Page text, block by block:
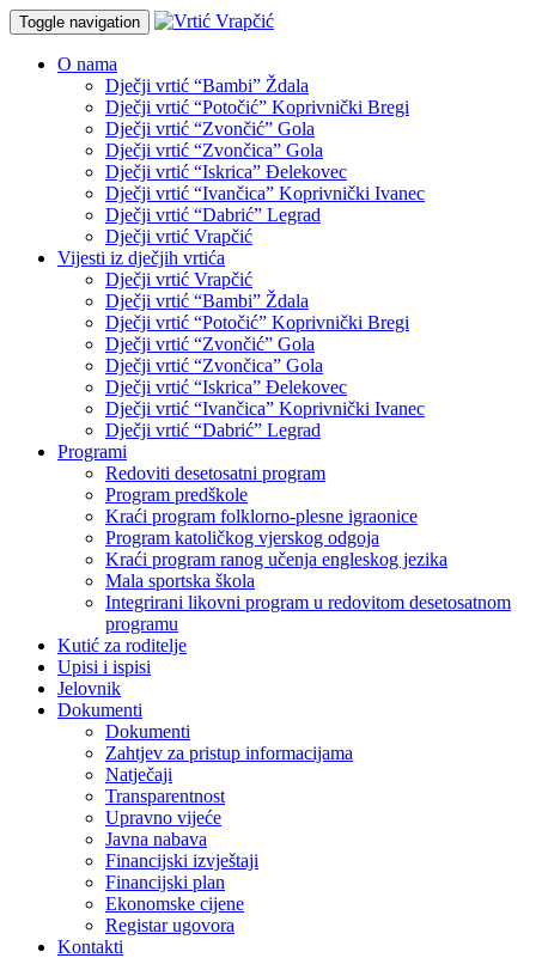
Toggle navigation
O nama
Dječji vrtić “Bambi” Ždala
Dječji vrtić “Potočić” Koprivnički Bregi
Dječji vrtić “Zvončić” Gola
Dječji vrtić “Zvončica” Gola
Dječji vrtić “Iskrica” Đelekovec
Dječji vrtić “Ivančica” Koprivnički Ivanec
Dječji vrtić “Dabrić” Legrad
Dječji vrtić Vrapčić
Vijesti iz dječjih vrtića
Dječji vrtić Vrapčić
Dječji vrtić “Bambi” Ždala
Dječji vrtić “Potočić” Koprivnički Bregi
Dječji vrtić “Zvončić” Gola
Dječji vrtić “Zvončica” Gola
Dječji vrtić “Iskrica” Đelekovec
Dječji vrtić “Ivančica” Koprivnički Ivanec
Dječji vrtić “Dabrić” Legrad
Programi
Redoviti desetosatni program
Program predškole
Kraći program folklorno-plesne igraonice
Program katoličkog vjerskog odgoja
Kraći program ranog učenja engleskog jezika
Mala sportska škola
Integrirani likovni program u redovitom desetosatnom
programu
Kutić za roditelje
Upisi i ispisi
Jelovnik
Dokumenti
Dokumenti
Zahtjev za pristup informacijama
Natječaji
Transparentnost
Upravno vijeće
Javna nabava
Financijski izvještaji
Financijski plan
Ekonomske cijene
Registar ugovora
Kontakti